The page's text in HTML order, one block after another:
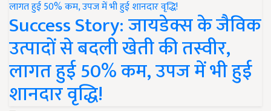
Success Story: जायडेक्स के जैविक
उत्पादों से बदली खेती की तस्वीर,
लागत हुई 50% कम, उपज में भी हुई
शानदार वृद्धि!